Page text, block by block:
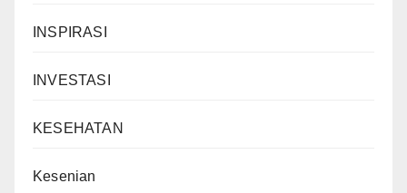
INSPIRASI
INVESTASI
KESEHATAN
Kesenian